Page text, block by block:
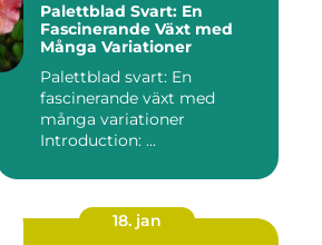
Palettblad Svart: En
Fascinerande Växt med
Många Variationer
Palettblad svart: En
fascinerande växt med
många variationer
Introduction: ...
18. jan